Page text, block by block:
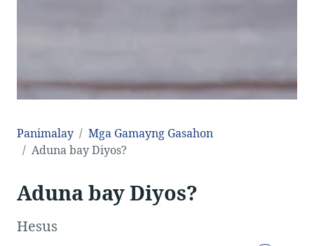
Panimalay
Mga Gamayng Gasahon
Aduna bay Diyos?
Aduna bay Diyos?
Hesus